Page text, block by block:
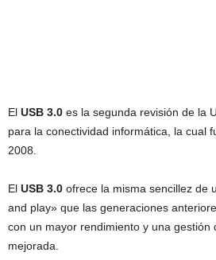
El USB 3.0 es la segunda revisión de la
para la conectividad informática, la cual
2008.
El USB 3.0 ofrece la misma sencillez de
and play» que las generaciones
con un mayor rendimiento y una gestión
mejorada.